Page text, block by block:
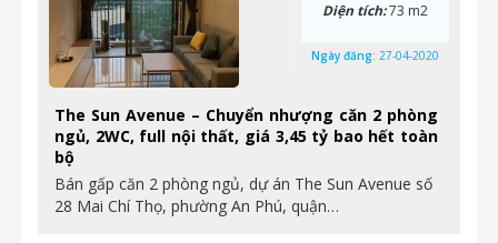
The Sun Avenue – Chuyển nhượng căn 2 phòng
ngủ, 2WC, full nội thất, giá 3,45 tỷ bao hết toàn
bộ
Bán gấp căn 2 phòng ngủ, dự án The Sun Avenue số
28 Mai Chí Thọ, phường An Phú, quận…
Diện tích:73 m2
Ngày đăng: 27-04-2020